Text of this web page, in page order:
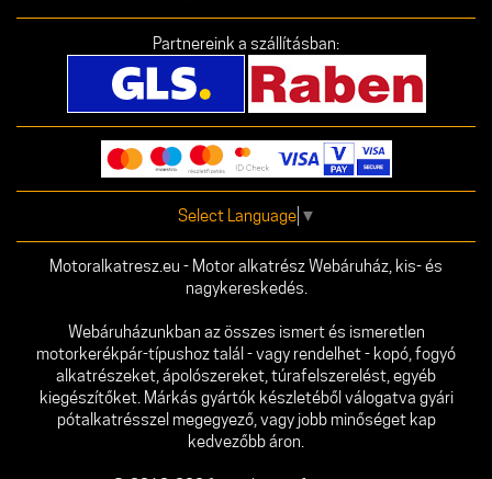
Partnereink a szállításban:
Select Language ▼
Motoralkatresz.eu - Motor alkatrész Webáruház, kis- és
nagykereskedés.
Webáruházunkban az összes ismert és ismeretlen
motorkerékpár-típushoz talál - vagy rendelhet - kopó, fogyó
alkatrészeket, ápolószereket, túrafelszerelést, egyéb
kiegészítőket. Márkás gyártók készletéből válogatva gyári
pótalkatrésszel megegyező, vagy jobb minőséget kap
kedvezőbb áron.